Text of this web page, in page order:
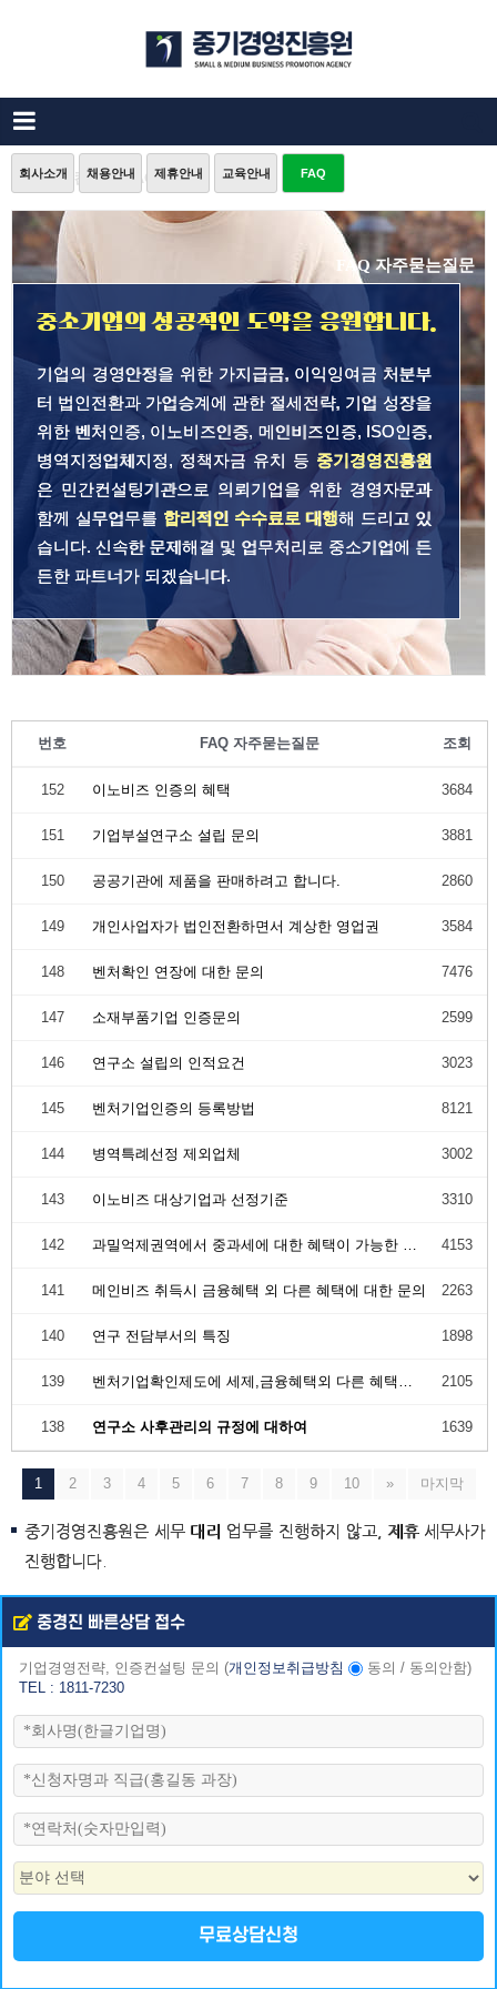
중소기업컨설팅 FAQ
회사소개 채용안내 제휴안내 교육안내 FAQ
FAQ 자주묻는질문
중소기업의 성공적인 도약을 응원합니다.
기업의 경영안정을 위한 가지급금, 이익잉여금 처분부
터 법인전환과 가업승계에 관한 절세전략, 기업 성장을
위한 벤처인증, 이노비즈인증, 메인비즈인증, ISO인증,
병역지정업체지정, 정책자금 유치 등 중기경영진흥원
은 민간컨설팅기관으로 의뢰기업을 위한 경영자문과
함께 실무업무를 합리적인 수수료로 대행해 드리고 있
습니다. 신속한 문제해결 및 업무처리로 중소기업에 든
든한 파트너가 되겠습니다.
번호 FAQ 자주묻는질문 조회
152 이노비즈 인증의 혜택 3684
151 기업부설연구소 설립 문의 3881
150 공공기관에 제품을 판매하려고 합니다. 2860
149 개인사업자가 법인전환하면서 계상한 영업권 3584
148 벤처확인 연장에 대한 문의 7476
147 소재부품기업 인증문의 2599
146 연구소 설립의 인적요건 3023
145 벤처기업인증의 등록방법 8121
144 병역특례선정 제외업체 3002
143 이노비즈 대상기업과 선정기준 3310
142 4153
141 메인비즈 취득시 금융혜택 외 다른 혜택에 대한 문의 2263
140 연구 전담부서의 특징 1898
139 2105
138 연구소 사후관리의 규정에 대하여 1639
1 2 3 4 5 6 7 8 9 10 » 마지막
중기경영진흥원은 세무 대리 업무를 진행하지 않고, 제휴 세무사가
진행합니다.
중경진 빠른상담 접수
기업경영전략, 인증컨설팅 문의 (개인정보취급방침 동의 / 동의안함)
TEL : 1811-7230
무료상담신청